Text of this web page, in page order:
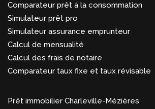
Comparateur prêt à la consommation
Simulateur prêt pro
Simulateur assurance emprunteur
Calcul de mensualité
Calcul des frais de notaire
Comparateur taux fixe et taux révisable
Prêt immobilier Charleville-Mézières